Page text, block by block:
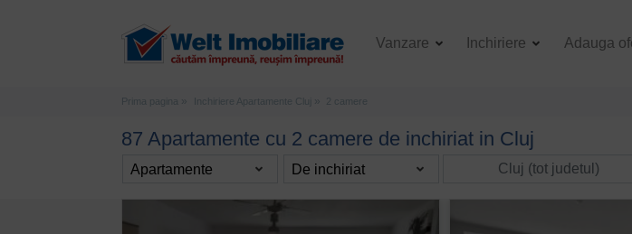
Vanzare Inchiriere Adauga
Prima pagina Inchiriere Apartamente Cluj 2 camere
87 Apartamente cu 2 camere de inchiriat in Cluj